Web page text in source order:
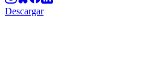
Descargar